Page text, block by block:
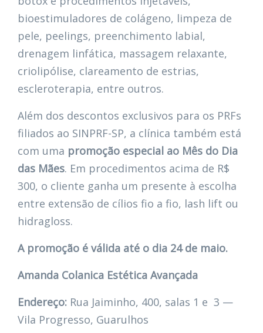
bioestimuladores de colágeno, limpeza de
pele, peelings, preenchimento labial,
drenagem linfática, massagem relaxante,
criolipólise, clareamento de estrias,
escleroterapia, entre outros.
Além dos descontos exclusivos para os PRFs
filiados ao SINPRF-SP, a clínica também está
com uma promoção especial ao Mês do Dia
das Mães. Em procedimentos acima de R$
300, o cliente ganha um presente à escolha
entre extensão de cílios fio a fio, lash lift ou
hidragloss.
A promoção é válida até o dia 24 de maio.
Amanda Colanica Estética Avançada
Endereço: Rua Jaiminho, 400, salas 1 e 3 —
Vila Progresso, Guarulhos